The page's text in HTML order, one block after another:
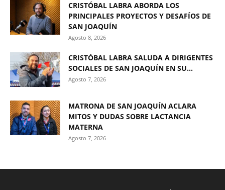
CRISTÓBAL LABRA ABORDA LOS
PRINCIPALES PROYECTOS Y DESAFÍOS DE
SAN JOAQUÍN
Agosto 8, 2026
CRISTÓBAL LABRA SALUDA A DIRIGENTES
SOCIALES DE SAN JOAQUÍN EN SU...
Agosto 7, 2026
MATRONA DE SAN JOAQUÍN ACLARA
MITOS Y DUDAS SOBRE LACTANCIA
MATERNA
Agosto 7, 2026